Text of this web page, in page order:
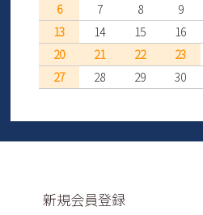
6
7 8 9
13
14 15 16
20
21 22 23
27
28 29 30
新規会員登録